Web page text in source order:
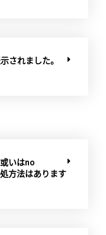
されました。
いはno
方法はあります